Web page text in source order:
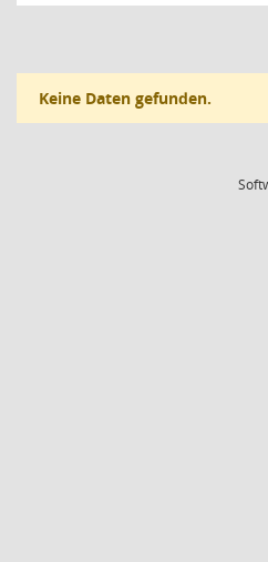
Keine Daten gefunden.